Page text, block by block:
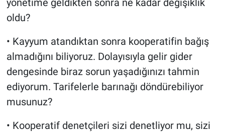
yönetime geldikten sonra ne kadar değişiklik
oldu?
• Kayyum atandıktan sonra kooperatifin bağış
almadığını biliyoruz. Dolayısıyla gelir gider
dengesinde biraz sorun yaşadığınızı tahmin
ediyorum. Tarifelerle barınağı döndürebiliyor
musunuz?
• Kooperatif denetçileri sizi denetliyor mu, sizi